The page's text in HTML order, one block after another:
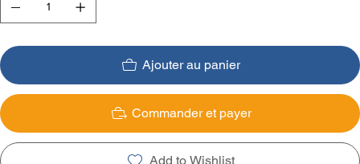
Ajouter au panier
Commander et payer
Add to Wishlist